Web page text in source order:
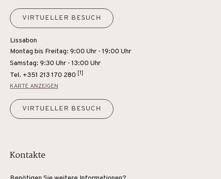
VIRTUELLER BESUCH
Lissabon
Montag bis Freitag: 9:00 Uhr - 19:00 Uhr
Samstag: 9:30 Uhr - 13:00 Uhr
Tel. +351 213 170 280 [1]
KARTE ANZEIGEN
VIRTUELLER BESUCH
Kontakte